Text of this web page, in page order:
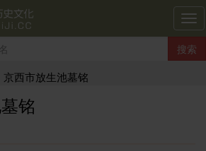
古
诗
集
搜索
京西市放生池墓铭
铭